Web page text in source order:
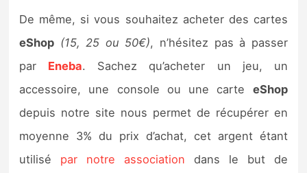
De même, si vous souhaitez acheter des cartes
eShop (15, 25 ou 50€), n’hésitez pas à passer
par Eneba. Sachez qu’acheter un jeu, un
accessoire, une console ou une carte eShop
depuis notre site nous permet de récupérer en
moyenne 3% du prix d’achat, cet argent étant
utilisé par notre association dans le but de